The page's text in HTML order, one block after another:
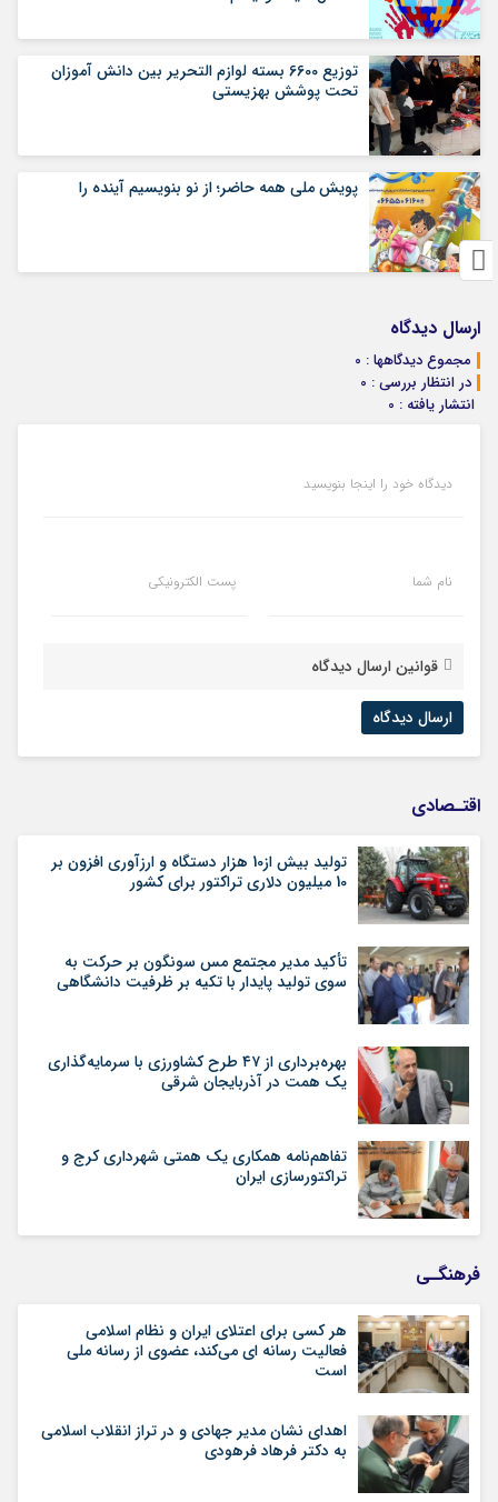
توزیع 6600 بسته لوازم التحریر بین دانش آموزان
تحت پوشش بهزیستی
پویش ملی همه حاضر؛ از نو بنویسیم آینده را
ارسال دیدگاه
مجموع دیدگاهها : 0
در انتظار بررسی : 0
انتشار یافته : 0
دیدگاه خود را اینجا بنویسید
نام شما پست الکترونیکی
قوانین ارسال دیدگاه
اقتـصادی
تولید بیش از10 هزار دستگاه و ارزآوری افزون بر
10 میلیون دلاری تراکتور برای کشور
تأکید مدیر مجتمع مس سونگون بر حرکت به
سوی تولید پایدار با تکیه بر ظرفیت دانشگاهی
بهره‌برداری از ۴۷ طرح کشاورزی با سرمایه‌گذاری
یک همت در آذربایجان شرقی
تفاهم‌نامه همکاری یک همتی شهرداری کرج و
تراکتورسازی ایران
فرهنگـی
هر کسی برای اعتلای ایران و نظام اسلامی
فعالیت رسانه ای می‌کند، عضوی از رسانه ملی
است
اهدای نشان مدیر جهادی و در تراز انقلاب اسلامی
به دکتر فرهاد فرهودی